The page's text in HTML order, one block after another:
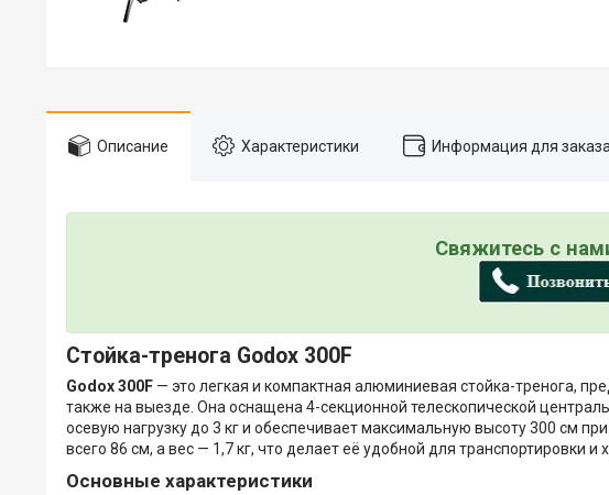
Описание Характеристики Информация для заказа
Свяжитесь с
Стойка-тренога Godox 300F
Godox 300F — это легкая и компактная алюминиевая стойка-тренога,
также на выезде. Она оснащена 4-секционной телескопической
осевую нагрузку до 3 кг и обеспечивает максимальную высоту 300 см
всего 86 см, а вес — 1,7 кг, что делает её удобной для транспортировки и
Основные характеристики